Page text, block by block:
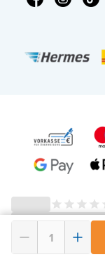
© 2026 - X²O